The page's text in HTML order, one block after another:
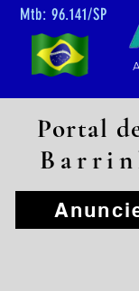
Mtb: 96.141/SP
Portal